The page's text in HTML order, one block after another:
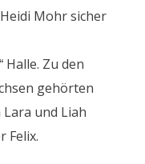
Mohr sicher
Halle. Zu den
gehörten
und Liah
Felix.